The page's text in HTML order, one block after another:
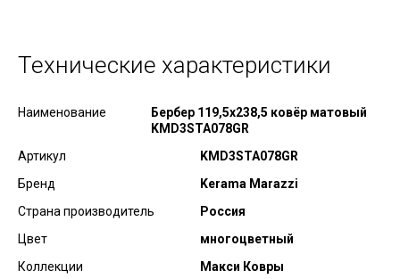
Технические характеристики
Наименование
Бербер 119,5x238,5 ковёр матовый
KMD3STA078GR
Артикул
KMD3STA078GR
Бренд
Kerama Marazzi
Страна производитель
Россия
Цвет
многоцветный
Коллекции
Макси Ковры